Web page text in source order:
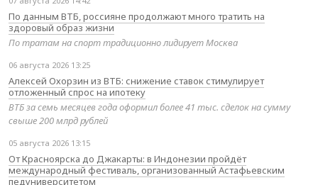
По данным ВТБ, россияне продолжают много тратить на
здоровый образ жизни
По тратам на спорт традиционно лидирует Москва
06 августа 2026 13:25
Алексей Охорзин из ВТБ: снижение ставок стимулирует
отложенный спрос на ипотеку
ВТБ за семь месяцев года оформил более 41 тыс. сделок на сумму
свыше 200 млрд рублей
05 августа 2026 13:15
От Красноярска до Джакарты: в Индонезии пройдёт
международный фестиваль, организованный Астафьевским
педуниверситетом